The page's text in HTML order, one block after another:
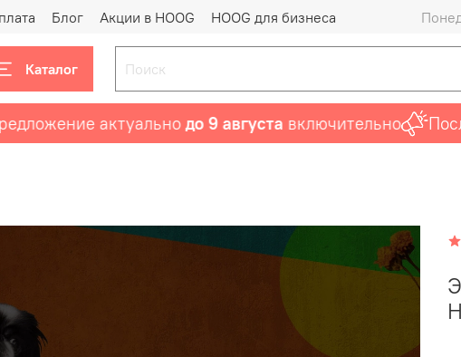
Блог Акции в HOOG HOOG для бизнеса
Каталог
актуальнодо 9 августавключительно